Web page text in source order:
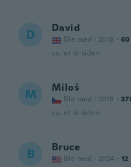
D David
Ble med i 2018 · 60
ca. et år siden
M Miloš
Ble med i 2019 ·
ca. et år siden
B Bruce
Ble med i 2024 · 12